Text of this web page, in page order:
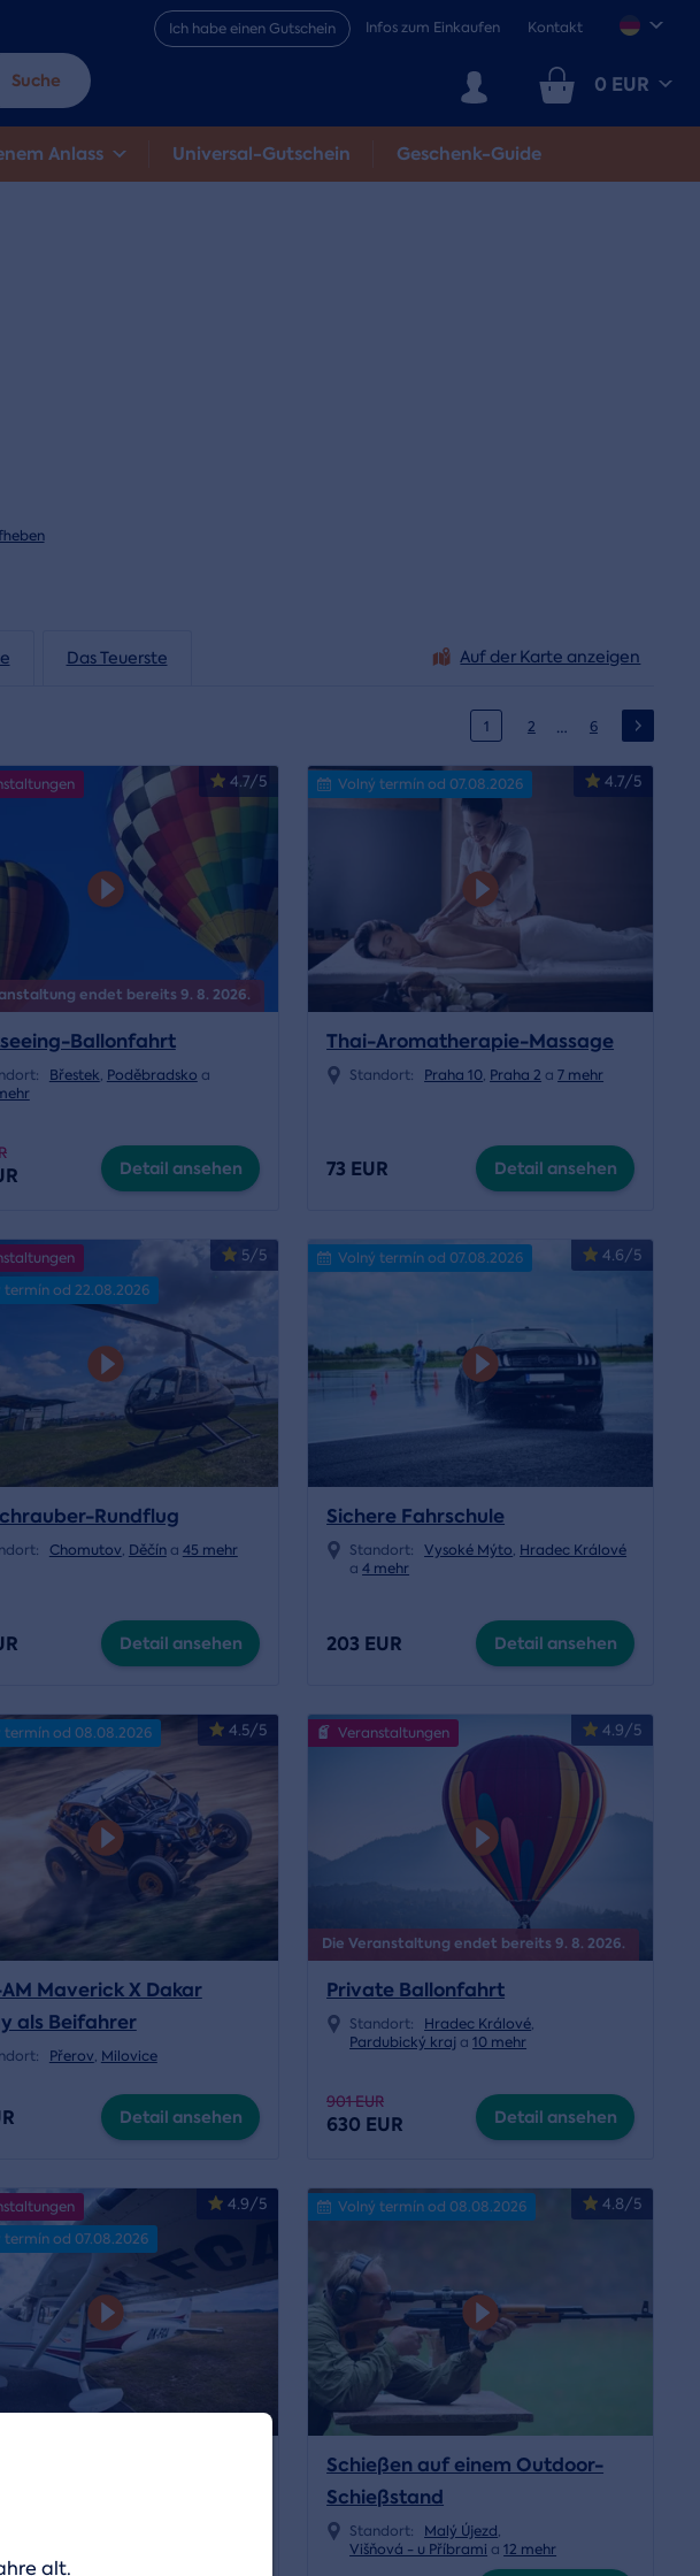
Ich habe einen Gutschein Infos zum Einkaufen Kontakt
Suche 0 EUR
Anlass Universal-Gutschein Geschenk-Guide
Auf der Karte anzeigen
Das Teuerste
1 2 … 6
endet bereits 9. 8. 2026.
4.7/5
Ballonfahrt
Břestek, Poděbradsko a
Detail ansehen
4.7/5
Volný termín od 07.08.2026
Thai-Aromatherapie-Massage
Standort: Praha 10, Praha 2 a7 mehr
73 EUR Detail ansehen
5/5
termín od 22.08.2026
Rundflug
Chomutov, Děčína 45 mehr
Detail ansehen
4.6/5
Volný termín od 07.08.2026
Sichere Fahrschule
Standort: Vysoké Mýto, Hradec Králové
a4 mehr
203 EUR Detail ansehen
4.5/5
termín od 08.08.2026
Maverick X Dakar
als Beifahrer
Přerov, Milovice
Detail ansehen
Die Veranstaltung endet bereits 9. 8. 2026.
4.9/5
Veranstaltungen
Private Ballonfahrt
Standort: Hradec Králové,
Pardubický kraj a10 mehr
901 EUR
630 EUR Detail ansehen
4.9/5
termín od 07.08.2026
4.8/5
Volný termín od 08.08.2026
Schießen auf einem Outdoor-
Schießstand
Standort: Malý Újezd,
Višňová - u Příbrami a12 mehr
alt.